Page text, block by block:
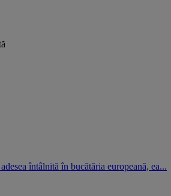
întâlnită în bucătăria europeană, ea...